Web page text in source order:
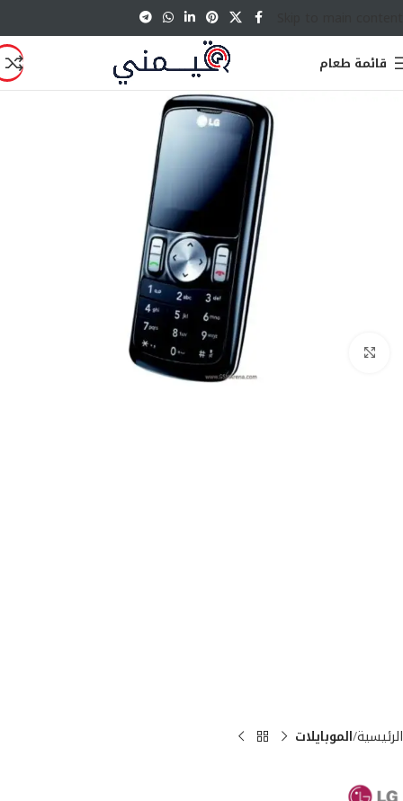
قائمة طعام
الرئيسية الموبايلات